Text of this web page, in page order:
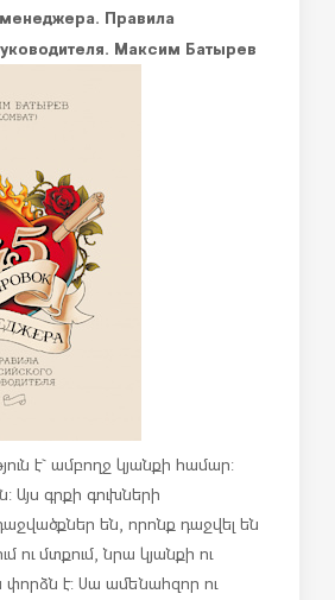
Правила
Максим Батырев
է` ամբողջ կյանքի համար:
Այս գրքի գուխների
են, որոնք դաջվել են
ու մտքում, նրա կյանքի ու
է: Սա ամենահզոր ու